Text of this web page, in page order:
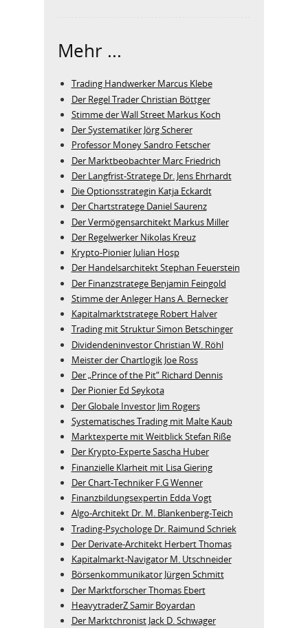
Mehr ...
Trading Handwerker Marcus Klebe
Der Regel Trader Christian Böttger
Stimme der Wall Street Markus Koch
Der Systematiker Jörg Scherer
Professor Money Sandro Fetscher
Der Marktbeobachter Marc Friedrich
Der Langfrist-Stratege Dr. Jens Ehrhardt
Die Optionsstrategin Katja Eckardt
Der Chartstratege Daniel Saurenz
Der Vermögensarchitekt Markus Miller
Der Regelwerker Nikolas Kreuz
Krypto-Pionier Julian Hosp
Der Handelsarchitekt Stephan Feuerstein
Der Finanzstratege Benjamin Feingold
Stimme der Anleger Hans A. Bernecker
Kapitalmarktstratege Robert Halver
Trading mit Struktur Simon Betschinger
Dividendeninvestor Christian W. Röhl
Meister der Chartlogik Joe Ross
Der „Prince of the Pit“ Richard Dennis
Der Pionier Ed Seykota
Der Globale Investor Jim Rogers
Systematisches Trading mit Malte Kaub
Marktexperte mit Weitblick Stefan Riße
Der Krypto-Experte Sascha Huber
Finanzielle Klarheit mit Lisa Giering
Der Chart-Techniker F.G Wenner
Finanzbildungsexpertin Edda Vogt
Algo‑Architekt Dr. M. Blankenberg‑Teich
Trading-Psychologe Dr. Raimund Schriek
Der Derivate‑Architekt Herbert Thomas
Kapitalmarkt-Navigator M. Utschneider
Börsenkommunikator Jürgen Schmitt
Der Marktforscher Thomas Ebert
HeavytraderZ Samir Boyardan
Der Marktchronist Jack D. Schwager